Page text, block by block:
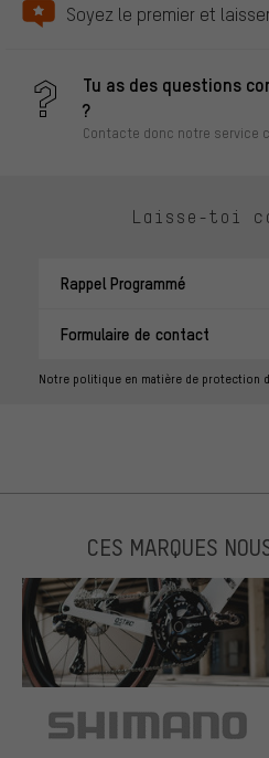
Soyez le premier et
Tu as des questions
?
Contacte donc notre service
Laisse-toi
Rappel Programmé
Formulaire de contact
Notre politique en matière de protection
CES MARQUES